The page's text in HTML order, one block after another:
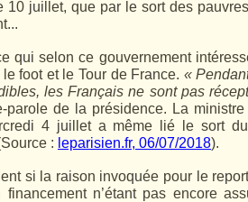
10 juillet, que par le sort des
qui selon ce gouvernement
le foot et le Tour de France. «
les Français ne sont pas
parole de la présidence. La
4 juillet a même lié le sort
: leparisien.fr, 06/07/2018).
si la raison invoquée pour le
n’étant pas encore